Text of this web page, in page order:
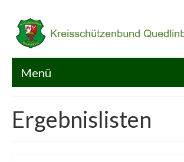
Menü
KSB
Ergebnislisten